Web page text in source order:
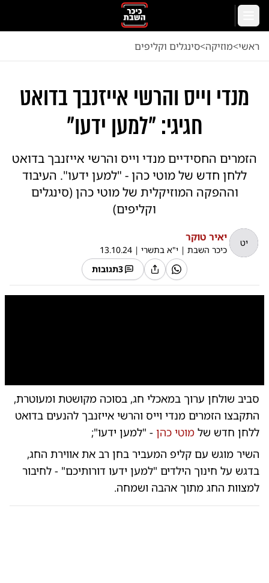
דלג לתוכן הראשי
ראשי<מוזיקה<סינגלים וקליפים
מנדי וייס והרשי אייזנבך בדואט
חגיגי: "למען ידעו"
הזמרים החסידיים מנדי וייס והרשי אייזנבך בדואט
ללחן חדש של מוטי כהן - "למען ידעו". העיבוד
וההפקה המוזיקלית של מוטי כהן (סינגלים
וקליפים)
יט יאיר טוקר
כיכר השבת | י"א בתשרי |
13.10.24
3תגובות
סביב שולחן ערוך במאכלי חג, בסוכה מקושטת ומעוטרת,
התקבצו הזמרים מנדי וייס והרשי אייזנבך להנעים בדואט
ללחן חדש של מוטי כהן - "למען ידעו";
השיר מוגש עם קליפ המעביר בחן רב את אווירת החג,
בדגש על חינוך הילדים "למען ידעו דורותיכם" - לחיבור
למצוות החג מתוך אהבה ושמחה.